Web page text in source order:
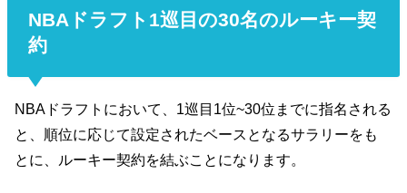
NBAドラフト1巡目の30名のルーキー契
約
NBAドラフトにおいて、1巡目1位~30位までに指名される
と、順位に応じて設定されたベースとなるサラリーをも
とに、ルーキー契約を結ぶことになります。